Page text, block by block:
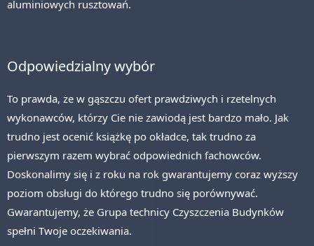
aluminiowych rusztowań.
Odpowiedzialny wybór
To prawda, że w gąszczu ofert prawdziwych i rzetelnych
wykonawców, którzy Cie nie zawiodą jest bardzo mało. Jak
trudno jest ocenić książkę po okładce, tak trudno za
pierwszym razem wybrać odpowiednich fachowców.
Doskonalimy się i z roku na rok gwarantujemy coraz wyższy
poziom obsługi do którego trudno się porównywać.
Gwarantujemy, że Grupa technicy Czyszczenia Budynków
spełni Twoje oczekiwania.